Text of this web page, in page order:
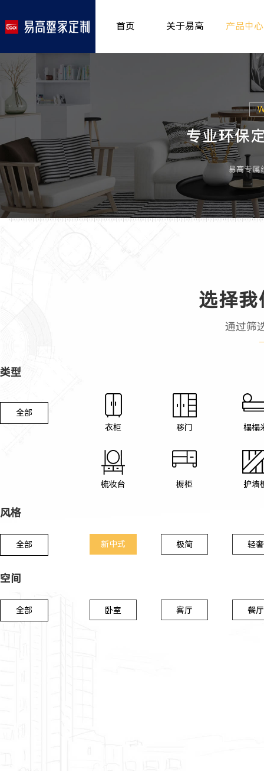
首页 关于易高
>
专卖形象 >
产品中心
室内非
儿童房
厨房空
餐厅空
客厅空
卧室空
木门系
选择
通过筛
类型
全部
衣柜
移门 榻榻
梳妆台 橱柜 护墙
风格
全部 新中式 极简 轻奢
空间
全部 卧室 客厅 餐厅